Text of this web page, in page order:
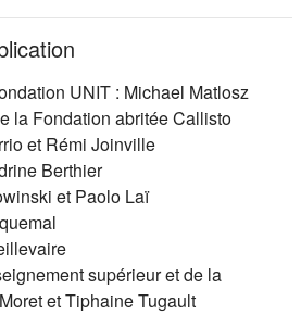
UNIT : Michael Matlosz
la Fondation abritée Callisto
et Rémi Joinville
Berthier
et Paolo Laï
supérieur et de la
et Tiphaine Tugault